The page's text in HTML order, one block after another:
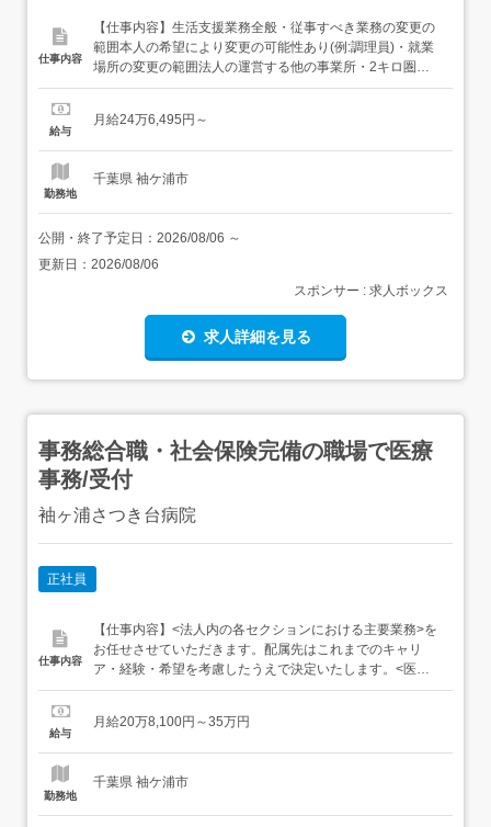
仕事内容
【仕事内容】生活支援業務全般・従事すべき業務の変更の
範囲本人の希望により変更の可能性あり(例:調理員)・就業
場所の変更の範囲法人の運営する他の事業所・2キロ圏内
へ転勤の可能性あり 【経験・資格】<応募要件>資格不問ブ
月給 246,495円 〜 <給与の備考>給与内訳 ・基本給
給与
月給24万6,495円～
勤務地
千葉県 袖ケ浦市
公開・終了予定日： 2026/08/06 ～
更新日： 2026/08/06
スポンサー : 求人ボックス
求人詳細を見る
事務総合職・社会保険完備の職場で医療
事務/受付
袖ヶ浦さつき台病院
正社員
仕事内容
【仕事内容】<法人内の各セクションにおける主要業務>を
お任せさせていただきます。配属先はこれまでのキャリ
ア・経験・希望を考慮したうえで決定いたします。<医事
課>外来・入院患者対応(レセプト業務・窓口対応・電話対
務課>法人内労働環境整備全般(備品発注・在庫管理・庶務
給与
月給20万8,100円～35万円
勤務地
千葉県 袖ケ浦市